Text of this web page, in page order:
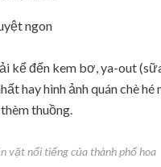
ngon
kể đến kem bơ, ya-out
hay hình ảnh quán chè hé
thuồng.
vặt nổi tiếng của thành phố hoa